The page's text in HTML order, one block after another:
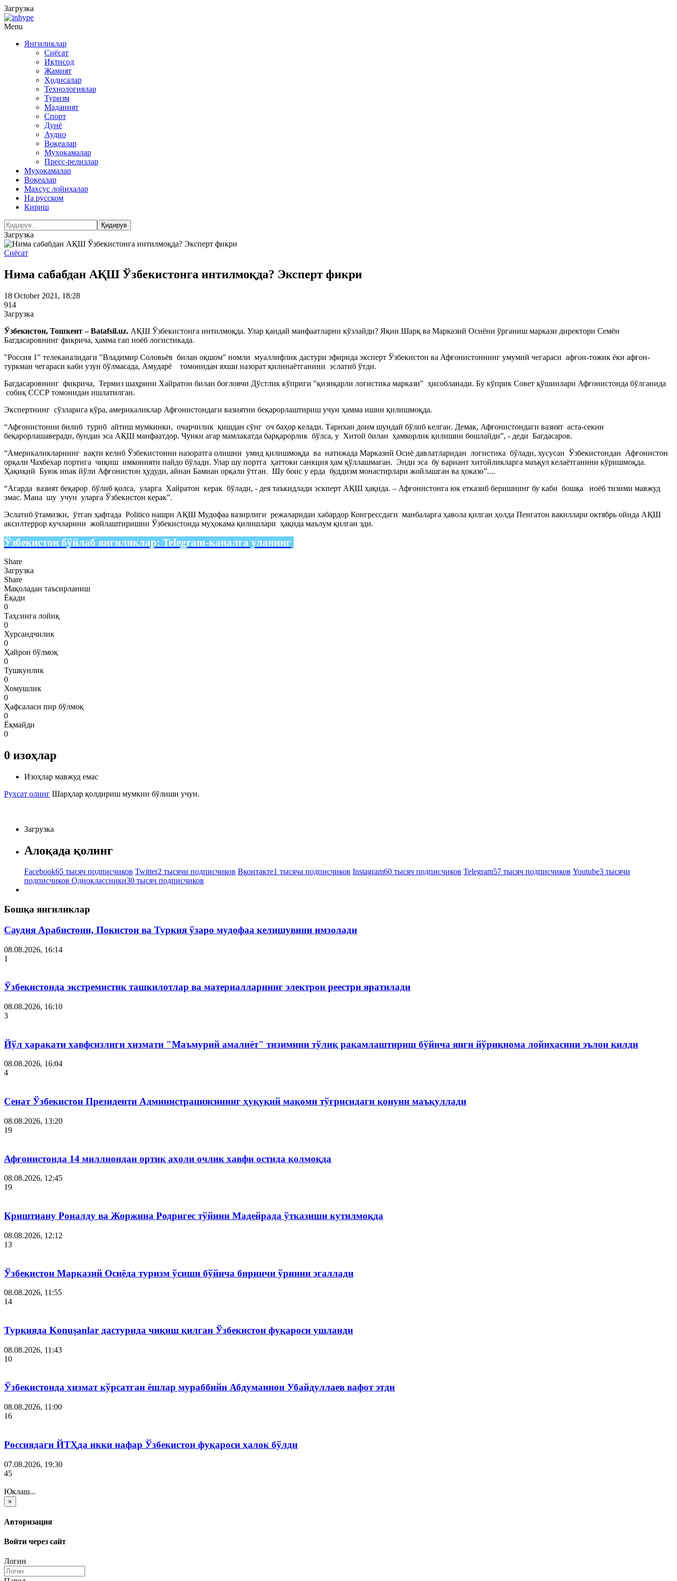
Загрузка
Menu
Янгиликлар
Сиёсат
Иқтисод
Жамият
Ҳодисалар
Технологиялар
Туризм
Маданият
Спорт
Дунё
Аудио
Воқеалар
Муҳокамалар
Пресс-релизлар
Муҳокамалар
Воқеалар
Махсус лойиҳалар
На русском
Кириш
Загрузка
Сиёсат
Нима сабабдан АҚШ Ўзбекистонга интилмоқда? Эксперт фикри
18 October 2021, 18:28
914
Загрузка
Ўзбекистон, Тошкент – Batafsil.uz. АҚШ Ўзбекистонга интилмоқда. Улар қандай манфаатларни кўзлайди? Яқин Шарқ ва Марказий Осиёни ўрганиш маркази директори Семён
Багдасаровнинг фикрича, ҳамма гап ноёб логистикада.
"Россия 1" телеканалидаги "Владимир Соловьёв билан оқшом" номли муаллифлик дастури эфирида эксперт Ўзбекистон ва Афғонистоннинг умумий чегараси афғон-тожик ёки афғон-
туркман чегараси каби узун бўлмасада, Амударё томонидан яхши назорат қилинаётганини эслатиб ўтди.
Багдасаровнинг фикрича, Термиз шаҳрини Хайратон билан боғловчи Дўстлик кўприги "қизиқарли логистика маркази" ҳисобланади. Бу кўприк Совет қўшинлари Афғонистонда бўлганида
собиқ СССР томонидан ишлатилган.
Экспертнинг сўзларига кўра, америкаликлар Афғонистондаги вазиятни беқарорлаштириш учун ҳамма ишни қилишмоқда.
“Афғонистонни билиб туриб айтиш мумкинки, очарчилик қишдан сўнг оч баҳор келади. Тарихан доим шундай бўлиб келган. Демак, Афғонистондаги вазият аста-секин
беқарорлашаверади, бундан эса АҚШ манфаатдор. Чунки агар мамлакатда барқарорлик бўлса, у Хитой билан ҳамкорлик қилишни бошлайди”, - деди Багдасаров.
“Америкаликларнинг вақти келиб Ўзбекистонни назоратга олишни умид қилишмоқда ва натижада Марказий Осиё давлатларидан логистика бўлади, хусусан Ўзбекистондан Афғонистон
орқали Чахбехар портига чиқиш имконияти пайдо бўлади. Улар шу портга ҳаттоки санкция ҳам қўллашмаган. Энди эса бу вариант хитойликларга маъқул келаётганини кўришмоқда.
Ҳақиқий Буюк ипак йўли Афғонистон ҳудуди, айнан Бамиан орқали ўтган. Шу боис у ерда буддизм монастирлари жойлашган ва ҳоказо”....
“Агарда вазият беқарор бўлиб қолса, уларга Хайратон керак бўлади, - дея таъкидлади эскперт АҚШ ҳақида. – Афғонистонга юк етказиб беришнинг бу каби бошқа ноёб тизими мавжуд
эмас. Мана шу учун уларга Ўзбекистон керак”.
Эслатиб ўтамизки, ўтган ҳафтада Politico нашри АҚШ Мудофаа вазирлиги режаларидан хабардор Конгрессдаги манбаларга ҳавола қилган ҳолда Пенгатон вакиллари октябрь ойида АҚШ
аксилтеррор кучларини жойлаштиришни Ўзбекистонда муҳокама қилишлари ҳақида маълум қилган эди.
Ўзбекистон бўйлаб янгиликлар: Telegram-каналга уланинг
Share
Загрузка
Share
Мақоладан таъсирланиш
Ёқади
0
Таҳсинга лойиқ
0
Хурсандчилик
0
Ҳайрон бўлмоқ
0
Тушкунлик
0
Хомушлик
0
Ҳафсаласи пир бўлмоқ
0
Ёқмайди
0
0 изоҳлар
Изоҳлар мавжуд емас
Рухсат олинг Шарҳлар қолдириш мумкин бўлиши учун.
Загрузка
Алоқада қолинг
Facebook65 тысяч подписчиков Twitter2 тысячи подписчиков Вконтакте1 тысяча подписчиков Instagram60 тысяч подписчиков Telegram57 тысяч подписчиков Youtube3 тысячи
подписчиков Одноклассники30 тысяч подписчиков
Бошқа янгиликлар
Саудия Арабистони, Покистон ва Туркия ўзаро мудофаа келишувини имзолади
08.08.2026, 16:14
1
Ўзбекистонда экстремистик ташкилотлар ва материалларнинг электрон реестри яратилади
08.08.2026, 16:10
3
Йўл ҳаракати хавфсизлиги хизмати "Маъмурий амалиёт" тизимини тўлиқ рақамлаштириш бўйича янги йўриқнома лойиҳасини эълон қилди
08.08.2026, 16:04
4
Сенат Ўзбекистон Президенти Администрациясининг ҳуқуқий мақоми тўғрисидаги қонунн маъқуллади
08.08.2026, 13:20
19
Афғонистонда 14 миллиондан ортиқ аҳоли очлик хавфи остида қолмоқда
08.08.2026, 12:45
19
Криштиану Роналду ва Жоржина Родригес тўйини Мадейрада ўтказиши кутилмоқда
08.08.2026, 12:12
13
Ўзбекистон Марказий Осиёда туризм ўсиши бўйича биринчи ўринни эгаллади
08.08.2026, 11:55
14
Туркияда Konuşanlar дастурида чиқиш қилган Ўзбекистон фуқароси ушланди
08.08.2026, 11:43
10
Ўзбекистонда хизмат кўрсатган ёшлар мураббийи Абдуманнон Убайдуллаев вафот этди
08.08.2026, 11:00
16
Россиядаги ЙТҲда икки нафар Ўзбекистон фуқароси ҳалок бўлди
07.08.2026, 19:30
45
Юклаш...
×
Авторизация
Войти через сайт
Логин